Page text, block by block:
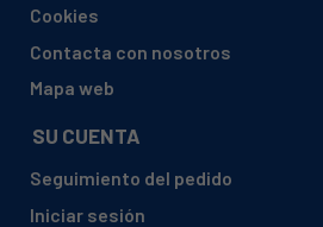
ARISTON, AAX106LFR - 25698 -
ARISTON, AAX126LFR
Cookies
Contacta con nosotros
Mapa web
SU CUENTA
Seguimiento del pedido
Iniciar sesión